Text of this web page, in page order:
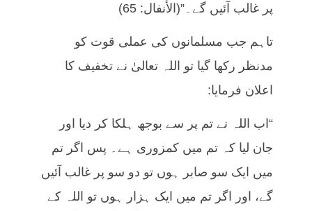
پر غالب آئیں گے۔”(الأنفال: 65)
تاہم جب مسلمانوں کی عملی قوت کو
مدنظر رکھا گیا تو اللہ تعالیٰ نے تخفیف کا
اعلان فرمایا:
“اب اللہ نے تم پر سے بوجھ ہلکا کر دیا اور
جان لیا کہ تم میں کمزوری ہے۔ پس اگر تم
میں ایک سو صابر ہوں تو دو سو پر غالب آئیں
گے، اور اگر تم میں ایک ہزار ہوں تو اللہ کے